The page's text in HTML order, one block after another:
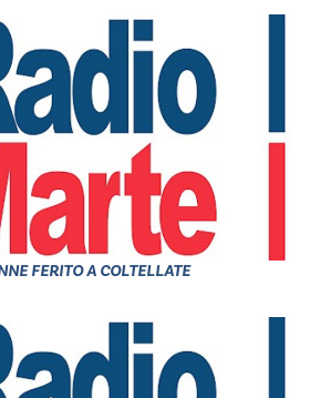
FERITO A COLTELLATE